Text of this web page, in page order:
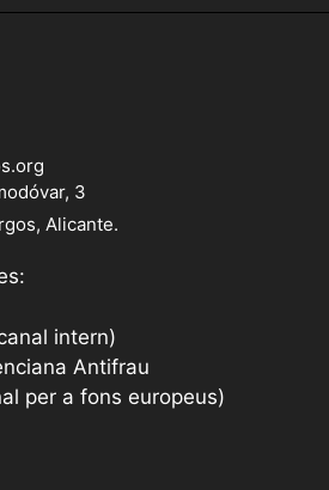
3
Alicante.
intern)
Antifrau
per a fons europeus)